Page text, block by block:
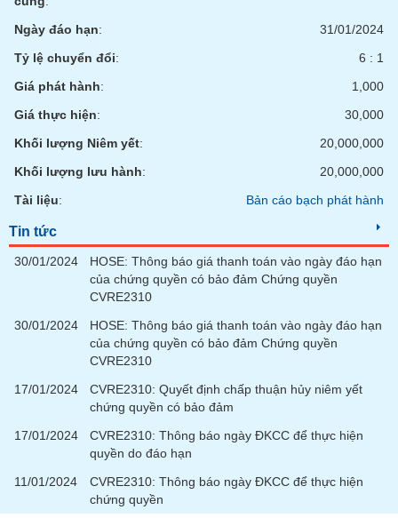
Ngày đáo hạn:
31/01/2024
Tỷ lệ chuyển đổi:
6 : 1
Giá phát hành:
1,000
Giá thực hiện:
30,000
Khối lượng Niêm yết:
20,000,000
Khối lượng lưu hành:
20,000,000
Tài liệu: Bản cáo bạch phát hành
Tin tức
30/01/2024
HOSE: Thông báo giá thanh toán vào ngày đáo hạn
của chứng quyền có bảo đảm Chứng quyền
CVRE2310
30/01/2024
HOSE: Thông báo giá thanh toán vào ngày đáo hạn
của chứng quyền có bảo đảm Chứng quyền
CVRE2310
17/01/2024
CVRE2310: Quyết định chấp thuận hủy niêm yết
chứng quyền có bảo đảm
17/01/2024
CVRE2310: Thông báo ngày ĐKCC để thực hiện
quyền do đáo hạn
11/01/2024
CVRE2310: Thông báo ngày ĐKCC để thực hiện
chứng quyền
giả
Báo
cáo
tích
Thuật
ngữ
(-)
(-)
Đào
Sách